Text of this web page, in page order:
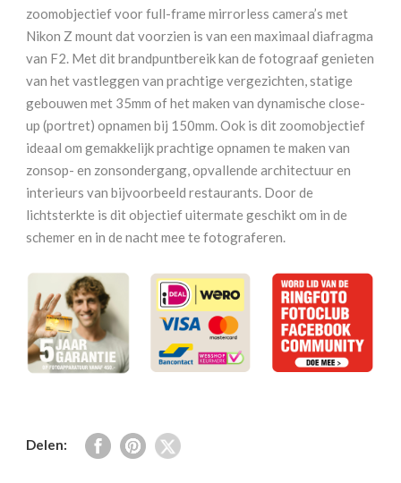
Nikon
aantal
zoomobjectief voor full-frame mirrorless camera’s met
Nikon Z mount dat voorzien is van een maximaal diafragma
van F2. Met dit brandpuntbereik kan de fotograaf genieten
van het vastleggen van prachtige vergezichten, statige
gebouwen met 35mm of het maken van dynamische close-
up (portret) opnamen bij 150mm. Ook is dit zoomobjectief
ideaal om gemakkelijk prachtige opnamen te maken van
zonsop- en zonsondergang, opvallende architectuur en
interieurs van bijvoorbeeld restaurants. Door de
lichtsterkte is dit objectief uitermate geschikt om in de
schemer en in de nacht mee te fotograferen.
Delen: